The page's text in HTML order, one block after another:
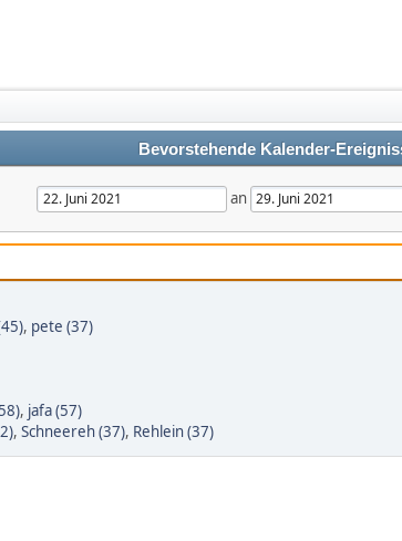
Bevorstehende Kalender-
an
, pete (37)
, jafa (57)
, Schneereh (37), Rehlein (37)